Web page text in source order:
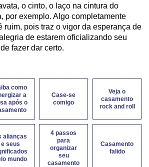
o cinto, o laço na cintura do
por exemplo. Algo completamente
ruim, pois traz o vigor da esperança de
de estarem oficializando seu
fazer dar certo.
como
a
após o
Case-se
comigo
Veja o
casamento
rock and roll
alianças
e seus
mundo
4 passos
para
organizar
seu
casamento
Casamento
falido